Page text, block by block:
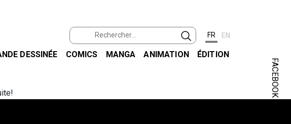
FR EN
DESSINÉE COMICS MANGA ANIMATION ÉDITION
FACEBOOK